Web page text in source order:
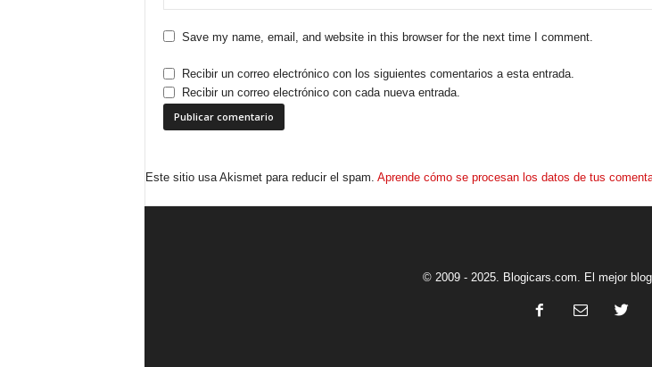
Save my name, email, and website in this browser for the next time I comment.
Recibir un correo electrónico con los siguientes comentarios a esta entrada.
Recibir un correo electrónico con cada nueva entrada.
Este sitio usa Akismet para reducir el spam. Aprende cómo se procesan los datos de tus
© 2009 - 2025. Blogicars.com. El mejor